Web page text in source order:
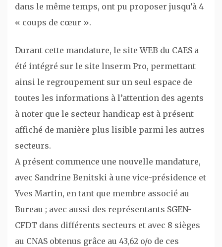
dans le même temps, ont pu proposer jusqu’à 4
« coups de cœur ».
Durant cette mandature, le site WEB du CAES a
été intégré sur le site lnserm Pro, permettant
ainsi le regroupement sur un seul espace de
toutes les informations à l’attention des agents
à noter que le secteur handicap est à présent
affiché de manière plus lisible parmi les autres
secteurs.
A présent commence une nouvelle mandature,
avec Sandrine Benitski à une vice-présidence et
Yves Martin, en tant que membre associé au
Bureau ; avec aussi des représentants SGEN-
CFDT dans différents secteurs et avec 8 sièges
au CNAS obtenus grâce au 43,62 o/o de ces